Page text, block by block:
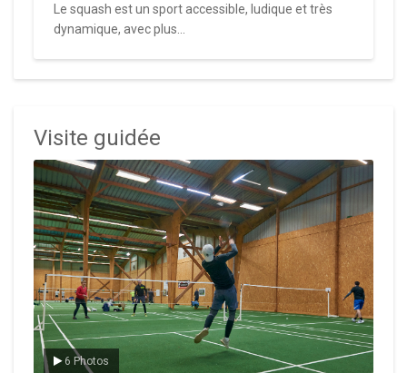
Le squash est un sport accessible, ludique et très
dynamique, avec plus...
Visite guidée
6 Photos
Le badminton